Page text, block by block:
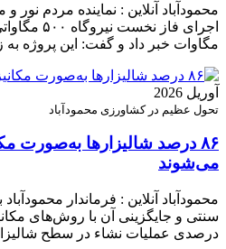
محمودآباد آنلاین : نماینده مردم نور
مگاوات خبر داد و گفت: این پروژه
آوریل 2026
تحول عظیم در کشاورزی محمودآباد
۸۶ درصد شالیزارها به‌صورت
می‌شوند
محمودآباد آنلاین : فرماندار
درصدی عملیات نشاء در سطح